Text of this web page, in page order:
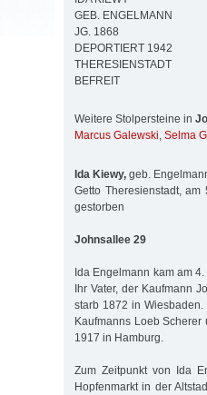
GEB. ENGELMANN
JG. 1868
DEPORTIERT 1942
THERESIENSTADT
BEFREIT
Weitere Stolpersteine in
Marcus Galewski, Selma
Ida Kiewy, geb.
Getto Theresienstadt,
gestorben
Johnsallee 29
Ida Engelmann kam am
Ihr Vater, der Kaufmann
starb 1872 in
Kaufmanns Loeb
1917 in Hamburg.
Zum Zeitpunkt von Ida
Hopfenmarkt in der